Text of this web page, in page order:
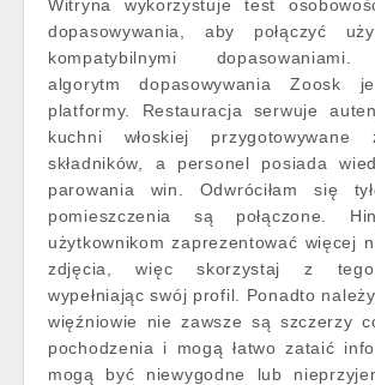
Witryna wykorzystuje test
dopasowywania, aby połączyć
kompatybilnymi dopasowaniami.
algorytm dopasowywania Zoosk
platformy. Restauracja serwuje
kuchni włoskiej przygotowywane
składników, a personel posiada
parowania win. Odwróciłam się
pomieszczenia są połączone.
użytkownikom zaprezentować więcej
zdjęcia, więc skorzystaj z tego,
wypełniając swój profil. Ponadto
więźniowie nie zawsze są szczerzy
pochodzenia i mogą łatwo zataić
mogą być niewygodne lub